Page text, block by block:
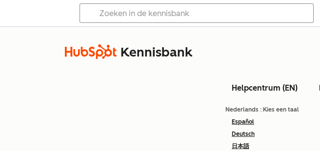
Kennisbank
Helpcentrum (EN)
Nederlands : Kies een taal
Español
Deutsch
日本語